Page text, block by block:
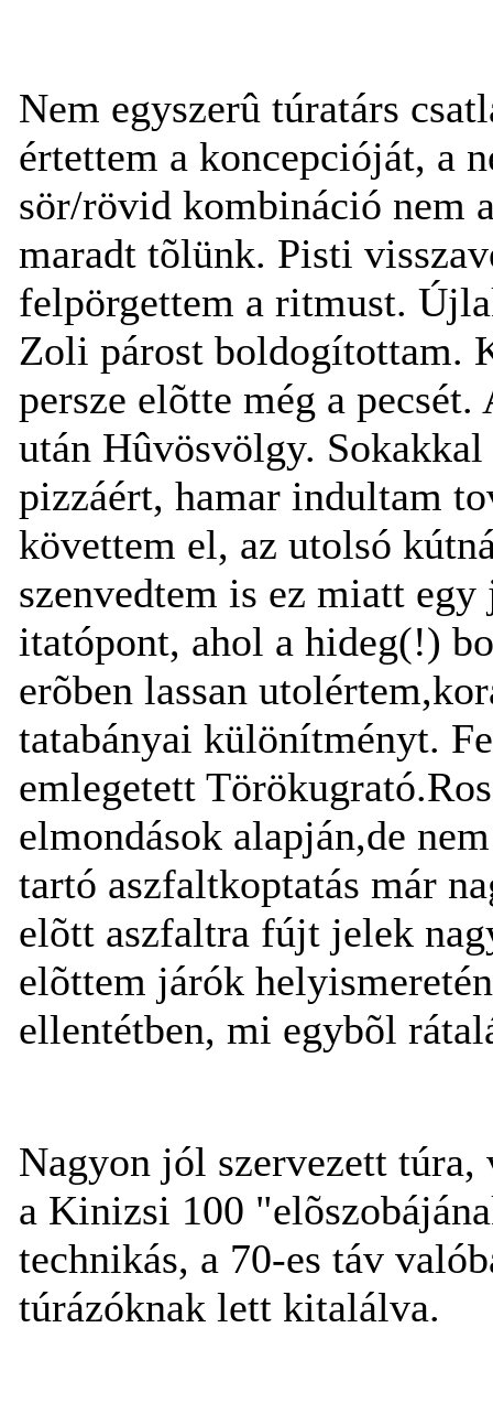
Nem egyszerû túratárs
értettem a koncepcióját, a
sör/rövid kombináció nem
maradt tõlünk. Pisti
felpörgettem a ritmust.
Zoli párost boldogítottam.
persze elõtte még a
után Hûvösvölgy.
pizzáért, hamar indultam
követtem el, az utolsó
szenvedtem is ez miatt
itatópont, ahol a hideg(!)
erõben lassan
tatabányai különítményt.
emlegetett
elmondások alapján,de
tartó aszfaltkoptatás már
elõtt aszfaltra fújt jelek
elõttem járók
ellentétben, mi egybõl
Nagyon jól szervezett túra,
a Kinizsi 100
technikás, a 70-es táv
túrázóknak lett kitalálva.